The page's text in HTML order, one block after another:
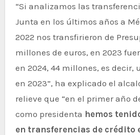
“Si analizamos las
Junta en los últimos años a
2022 nos transfirieron de
millones de euros, en 2023
en 2024, 44 millones, es decir,
en 2023”, ha explicado el
relieve que “en el primer año
como presidenta hemos
en transferencias de crédito